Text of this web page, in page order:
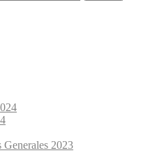
Generales 2023